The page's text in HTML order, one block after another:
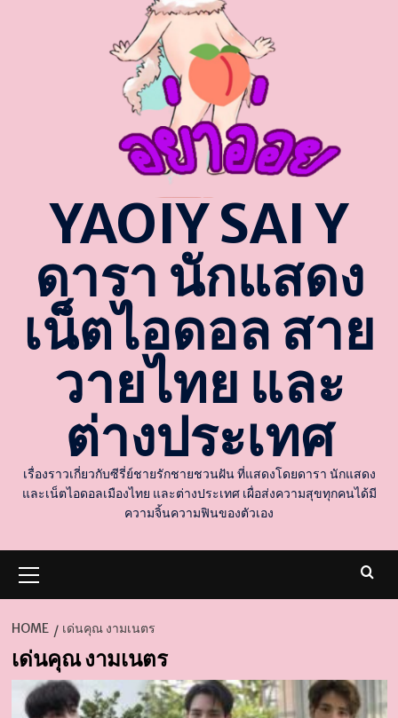
YAOIY SAI Y
ดารา นักแสดง
เน็ตไอดอล สาย
วายไทย และ
ต่างประเทศ
เรื่องราวเกี่ยวกับซีรี่ย์ชายรักชายชวนฝัน ที่แสดงโดยดารา นักแสดง
และเน็ตไอดอลเมืองไทย และต่างประเทศ เผื่อส่งความสุขทุกคนได้มี
ความจิ้นความฟินของตัวเอง
Menu
HOME เด่นคุณ งามเนตร
เด่นคุณ งามเนตร